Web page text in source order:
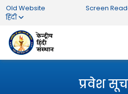
Old Website Screen
हिंदी
प्रवेश